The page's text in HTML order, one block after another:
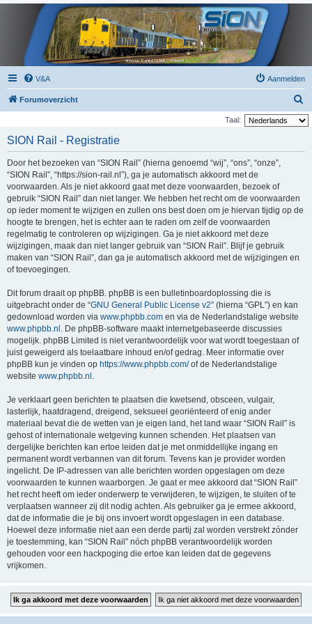
V&A Aanmelden
Forumoverzicht
o
Taal:
SION Rail - Registratie
Door het bezoeken van “SION Rail” (hierna genoemd “wij”, “ons”, “onze”,
“SION Rail”, “https://sion-rail.nl”), ga je automatisch akkoord met de
voorwaarden. Als je niet akkoord gaat met deze voorwaarden, bezoek of
gebruik “SION Rail” dan niet langer. We hebben het recht om de voorwaarden
op ieder moment te wijzigen en zullen ons best doen om je hiervan tijdig op de
hoogte te brengen, het is echter aan te raden om zelf de voorwaarden
regelmatig te controleren op wijzigingen. Ga je niet akkoord met deze
wijzigingen, maak dan niet langer gebruik van “SION Rail”. Blijf je gebruik
maken van “SION Rail”, dan ga je automatisch akkoord met de wijzigingen en
of toevoegingen.
Dit forum draait op phpBB. phpBB is een bulletinboardoplossing die is
uitgebracht onder de “GNU General Public License v2” (hierna “GPL”) en kan
gedownload worden via www.phpbb.com en via de Nederlandstalige website
www.phpbb.nl . De phpBB-software maakt internetgebaseerde discussies
mogelijk. phpBB Limited is niet verantwoordelijk voor wat wordt toegestaan of
juist geweigerd als toelaatbare inhoud en/of gedrag. Meer informatie over
phpBB kun je vinden op https://www.phpbb.com/of de Nederlandstalige
website www.phpbb.nl
Je verklaart geen berichten te plaatsen die kwetsend, obsceen, vulgair,
lasterlijk, haatdragend, dreigend, seksueel georiënteerd of enig ander
materiaal bevat die de wetten van je eigen land, het land waar “SION Rail” is
gehost of internationale wetgeving kunnen schenden. Het plaatsen van
dergelijke berichten kan ertoe leiden dat je met onmiddellijke ingang en
permanent wordt verbannen van dit forum. Tevens kan je provider worden
ingelicht. De IP-adressen van alle berichten worden opgeslagen om deze
voorwaarden te kunnen waarborgen. Je gaat er mee akkoord dat “SION Rail”
het recht heeft om ieder onderwerp te verwijderen, te wijzigen, te sluiten of te
verplaatsen wanneer zij dit nodig achten. Als gebruiker ga je ermee akkoord,
dat de informatie die je bij ons invoert wordt opgeslagen in een database.
Hoewel deze informatie niet aan een derde partij zal worden verstrekt zónder
je toestemming, kan “SION Rail” nóch phpBB verantwoordelijk worden
gehouden voor een hackpoging die ertoe kan leiden dat de gegevens
vrijkomen.